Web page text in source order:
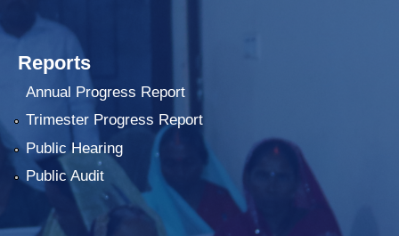
Reports
Annual Progress Report
Trimester Progress Report
Public Hearing
Public Audit